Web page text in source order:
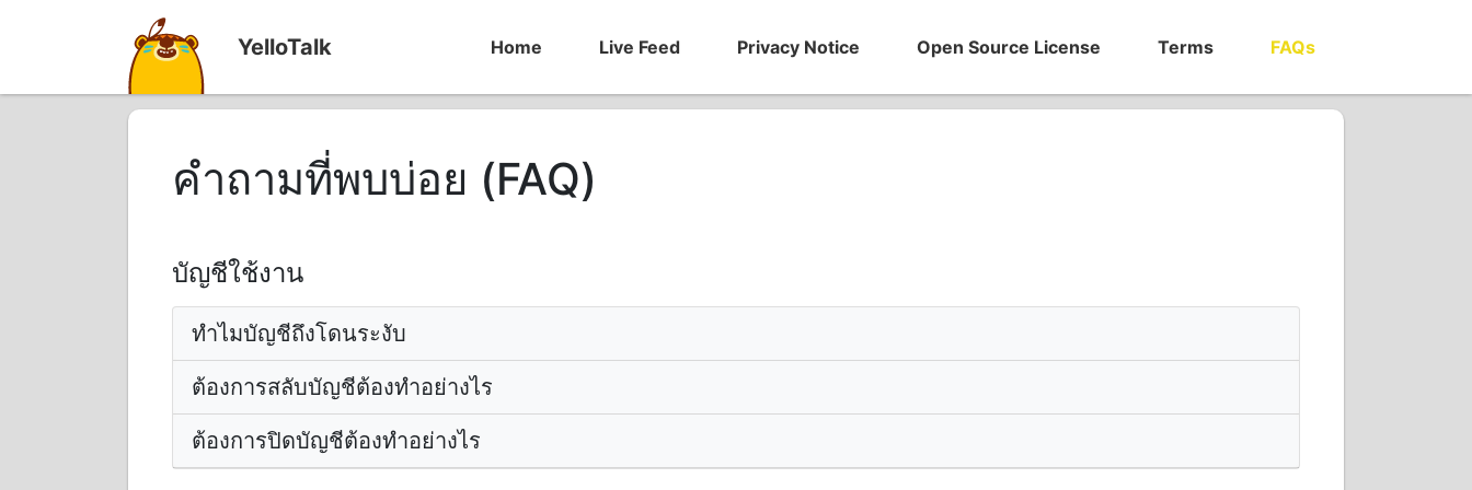
YelloTalk Home Live Feed Privacy Notice Open Source License Terms FAQs
คำถามที่พบบ่อย (FAQ)
บัญชีใช้งาน
ทำไมบัญชีถึงโดนระงับ
ต้องการสลับบัญชีต้องทำอย่างไร
ต้องการปิดบัญชีต้องทำอย่างไร